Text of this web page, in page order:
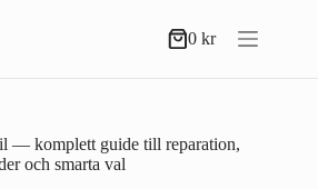
Varukorg
0kr
— komplett guide till reparation,
och smarta val